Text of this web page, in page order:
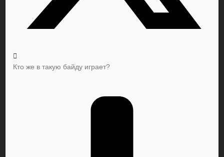
Кто же в такую байду играет?